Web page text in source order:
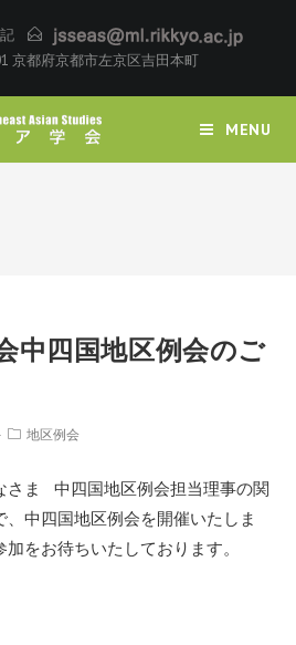
京都府京都市左京区吉田本町
MENU
中四国地区例会のご
地区例会
さま 中四国地区例会担当理事の関
中四国地区例会を開催いたしま
をお待ちいたしております。